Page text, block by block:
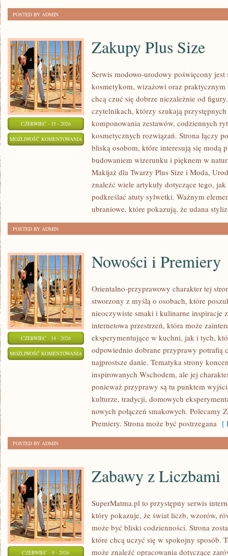
POSTED BY ADMIN
CZERWIEC - 15 - 2026
MOŻLIWOŚĆ KOMENTOWANIA ZAKUPY
PLUS
Zakupy Plus Size
Serwis modowo-urodowy poświęcony
kosmetykom, wizażowi oraz
chcą czuć się dobrze niezależnie od
czytelnikach, którzy szukają
komponowania zestawów, codziennych
kosmetycznych rozwiązań. Strona łączy
bliską osobom, które interesują się modą
budowaniem wizerunku i pięknem w
Makijaż dla Twarzy Plus Size i Moda,
znaleźć wiele artykuły dotyczące tego,
podkreślać atuty sylwetki. Ważnym
ubraniowe, które pokazują, że udana
POSTED BY ADMIN
CZERWIEC - 14 - 2026
MOŻLIWOŚĆ KOMENTOWANIA NOWOŚCI
PREMIERY
Nowości i Premiery
Orientalno-przyprawowy charakter tej
stworzony z myślą o osobach, które
nieoczywiste smaki i kulinarne inspiracje
internetowa przestrzeń, która może
eksperymentujące w kuchni, jak i tych,
odpowiednio dobrane przyprawy potrafią
najprostsze danie. Tematyka strony
inspirowanych Wschodem, ale jej
ponieważ przyprawy są tu punktem
kulturze, tradycji, domowych
nowych połączeń smakowych. Polecamy
Premiery. Strona może być postrzegana [
POSTED BY ADMIN
CZERWIEC - 9 - 2026
Zabawy z Liczbami
SuperMatma.pl to przystępny serwis
który pokazuje, że świat liczb, wzorów,
może być bliski codzienności. Strona
które chcą uczyć się w spokojny sposób.
może znaleźć opracowania dotyczące